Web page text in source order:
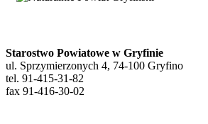
Starostwo Powiatowe w Gryfinie
ul. Sprzymierzonych 4, 74-100 Gryfino
tel. 91-415-31-82
fax 91-416-30-02